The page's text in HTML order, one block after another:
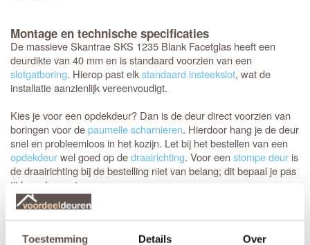
Toestemming Details Over
Montage en technische specificaties
De massieve Skantrae SKS 1235 Blank Facetglas heeft een
deurdikte van 40 mm en is standaard voorzien van een
slotgatboring. Hierop past elkstandaard insteekslot, wat de
installatie aanzienlijk vereenvoudigt.
Kies je voor een opdekdeur? Dan is de deur direct voorzien van
boringen voor depaumelle scharnieren. Hierdoor hang je de deur
snel en probleemloos in het kozijn. Let bij het bestellen van een
opdekdeurwel goed op dedraairichting. Voor eenstompe deur is
de draairichting bij de bestelling niet van belang; dit bepaal je pas
tijdens de montage.
Inkorten of op maat bestellen?
Wanneer de standaardmaten niet helemaal uitkomen, is dit de